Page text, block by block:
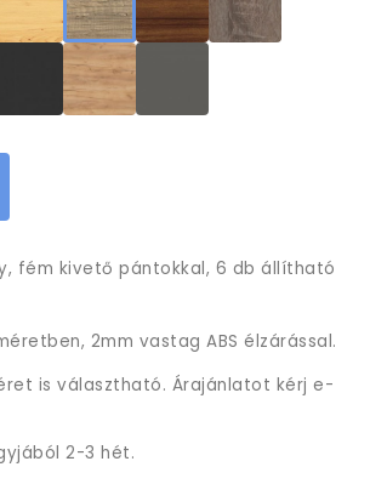
fém kivető pántokkal, 6 db állítható
2mm vastag ABS élzárással.
is választható. Árajánlatot kérj e-
2-3 hét.